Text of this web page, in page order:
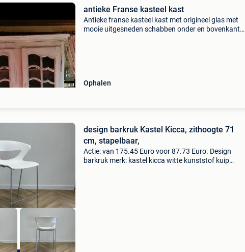
antieke Franse kasteel kast
Antieke franse kasteel kast met origineel glas met
mooie uitgesneden schabben onder en bovenkant
Ophalen
design barkruk Kastel Kicca, zithoogte 71
cm, stapelbaar,
Actie: van 175.45 Euro voor 87.73 Euro. Design
barkruk merk: kastel kicca witte kunststof kuip